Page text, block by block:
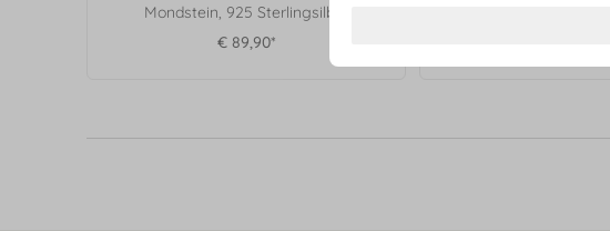
Mondstein, 925 Sterlingsilber
€ 89,90*